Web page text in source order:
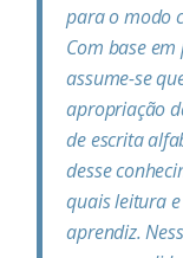
para o modo
Com base
assume-se
apropriação
de escrita
desse
quais leitura
aprendiz.